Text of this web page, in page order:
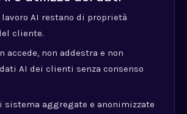
AI restano di proprietà
cliente.
accede, non addestra e non
AI dei clienti senza consenso
sistema aggregate e anonimizzate